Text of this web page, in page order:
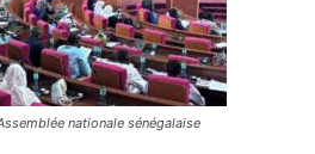
nationale sénégalaise